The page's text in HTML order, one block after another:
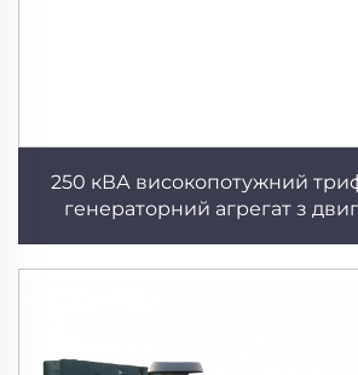
250 кВА високопотужний
генераторний агрегат з